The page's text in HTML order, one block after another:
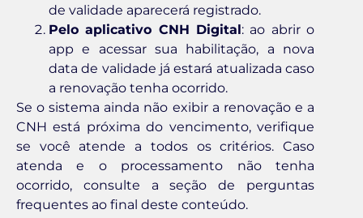
de validade aparecerá registrado.
Pelo aplicativo CNH Digital: ao abrir o
app e acessar sua habilitação, a nova
data de validade já estará atualizada caso
a renovação tenha ocorrido.
Se o sistema ainda não exibir a renovação e a
CNH está próxima do vencimento, verifique
se você atende a todos os critérios. Caso
atenda e o processamento não tenha
ocorrido, consulte a seção de perguntas
frequentes ao final deste conteúdo.